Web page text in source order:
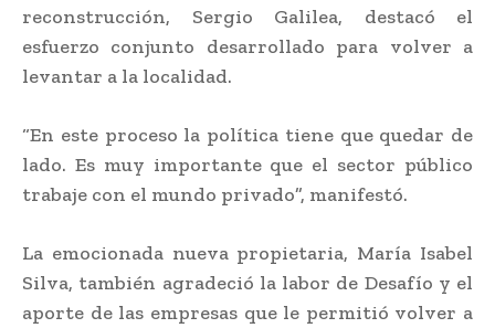
reconstrucción, Sergio Galilea, destacó el
esfuerzo conjunto desarrollado para volver a
levantar a la localidad.
“En este proceso la política tiene que quedar de
lado. Es muy importante que el sector público
trabaje con el mundo privado”, manifestó.
La emocionada nueva propietaria, María Isabel
Silva, también agradeció la labor de Desafío y el
aporte de las empresas que le permitió volver a